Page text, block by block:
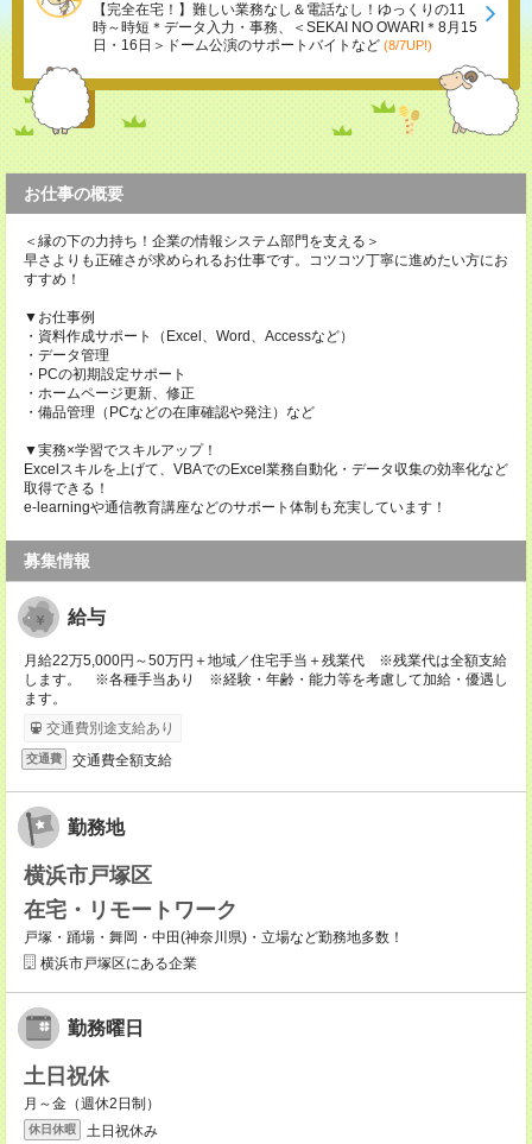
【完全在宅！】難しい業務なし＆電話なし！ゆっくりの11
時～時短＊データ入力・事務、＜SEKAI NO OWARI＊8月15
日・16日＞ドーム公演のサポートバイトなど (8/7UP!)
お仕事の概要
＜縁の下の力持ち！企業の情報システム部門を支える＞
早さよりも正確さが求められるお仕事です。コツコツ丁寧に進めたい方にお
すすめ！
▼お仕事例
・資料作成サポート（Excel、Word、Accessなど）
・データ管理
・PCの初期設定サポート
・ホームページ更新、修正
・備品管理（PCなどの在庫確認や発注）など
▼実務×学習でスキルアップ！
Excelスキルを上げて、VBAでのExcel業務自動化・データ収集の効率化など
取得できる！
e-learningや通信教育講座などのサポート体制も充実しています！
募集情報
給与
月給22万5,000円～50万円＋地域／住宅手当＋残業代 ※残業代は全額支給
します。 ※各種手当あり ※経験・年齢・能力等を考慮して加給・優遇し
ます。
交通費別途支給あり
交通費 交通費全額支給
勤務地
横浜市戸塚区
在宅・リモートワーク
戸塚・踊場・舞岡・中田(神奈川県)・立場など勤務地多数！
横浜市戸塚区にある企業
勤務曜日
土日祝休
月～金（週休2日制）
休日休暇 土日祝休み